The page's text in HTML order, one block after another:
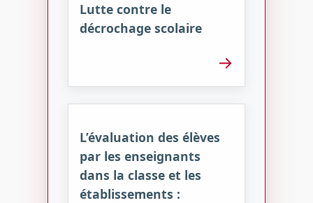
Lutte contre le
décrochage scolaire
→
L’évaluation des élèves
par les enseignants
dans la classe et les
établissements :